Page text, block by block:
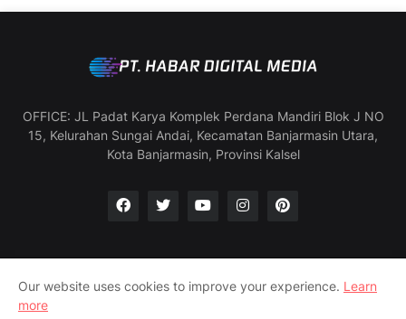
OFFICE: JL Padat Karya Komplek Perdana Mandiri Blok J NO
15, Kelurahan Sungai Andai, Kecamatan Banjarmasin Utara,
Kota Banjarmasin, Provinsi Kalsel
Manajemen & Redaksi
SOP Wartawan
Our website uses cookies to improve your experience. Learn
more